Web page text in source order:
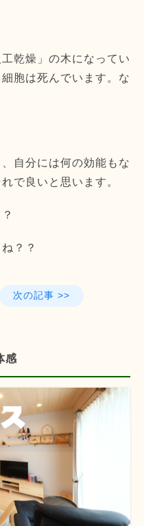
乾燥」の木になってい
胞は死んでいます。な
自分には何の効能もな
で良いと思います。
？？
次の記事 >>
感